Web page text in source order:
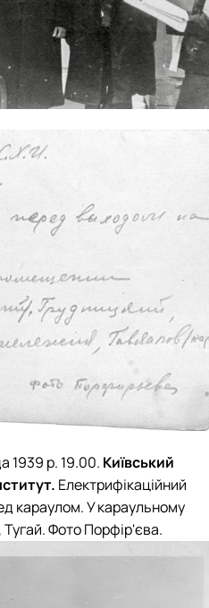
1939 р. 19.00. Київський
Електрифікаційний
караулом. У караульному
.ФотоПорфір'єва.